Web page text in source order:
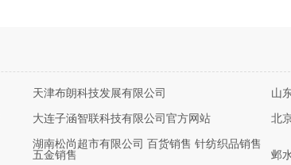
天津布朗科技发展有限公司 山
大连子涵智联科技有限公司官方网站 北
湖南松尚超市有限公司 百货销售 针纺织品销售
五金销售
邺